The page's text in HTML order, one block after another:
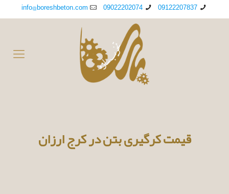
09122207837
09022202074
info@boreshbeton.com
قیمت کرگیری بتن در کرج ارزان